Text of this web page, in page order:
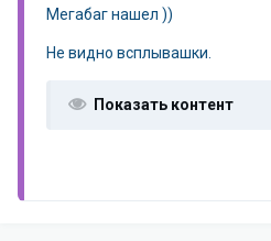
Мегабаг нашел ))
Не видно всплывашки.
Показать контент